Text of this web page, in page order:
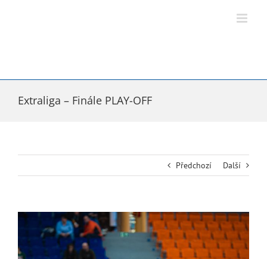
Extraliga – Finále PLAY-OFF
Předchozí Další
Zobrazit
obrázek